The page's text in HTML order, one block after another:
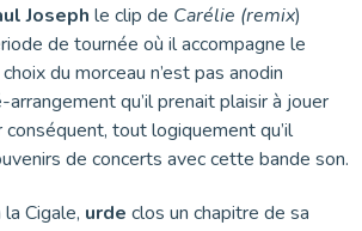
Joseph le clip de Carélie (remix)
de tournée où il accompagne le
du morceau n’est pas anodin
arrangement qu’il prenait plaisir à jouer
conséquent, tout logiquement qu’il
de concerts avec cette bande son.
Cigale, urde clos un chapitre de sa